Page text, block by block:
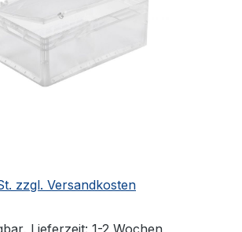
zzgl. Versandkosten
Lieferzeit: 1-2 Wochen